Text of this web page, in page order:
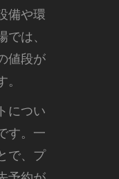
備や環
では、
値段が
。
につい
す。一
で、プ